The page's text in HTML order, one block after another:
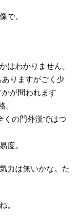
で。
はわかりません。
りますがごく少
が問われます
。
くの門外漢ではつ
度。
力は無いかな。た
。